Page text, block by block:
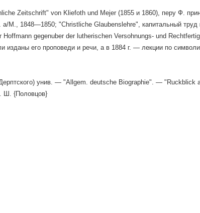
Zeitschrift" von Kliefoth und Mejer (1855 и 1860), перу Ф.
M., 1848—1850; "Christliche Glaubenslehre", капитальный труд
gegenuber der lutherischen Versohnungs- und
изданы его проповеди и речи, а в 1884 г. — лекции по
унив. — "Allgem. deutsche Biographie". — "Ruckblick
Ш. {Половцов}